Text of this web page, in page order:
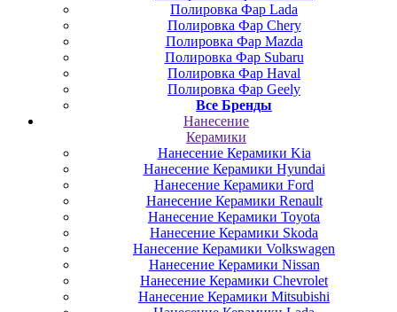
Полировка Фар Lada
Полировка Фар Chery
Полировка Фар Mazda
Полировка Фар Subaru
Полировка Фар Haval
Полировка Фар Geely
Все Бренды
Нанесение
Керамики
Нанесение Керамики Kia
Нанесение Керамики Hyundai
Нанесение Керамики Ford
Нанесение Керамики Renault
Нанесение Керамики Toyota
Нанесение Керамики Skoda
Нанесение Керамики Volkswagen
Нанесение Керамики Nissan
Нанесение Керамики Chevrolet
Нанесение Керамики Mitsubishi